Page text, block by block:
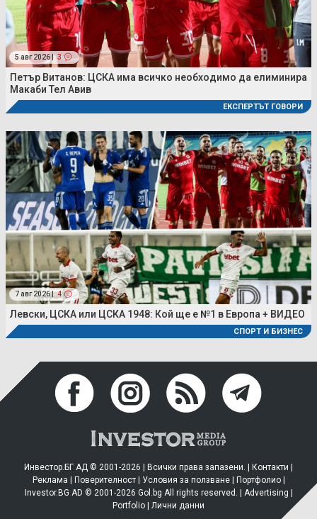
5 авг 2026 | 3
Петър Витанов: ЦСКА има всичко необходимо да елиминира
Макаби Тел Авив
ЕКСПЕРТЪТ ГОВОРИ
7 авг 2026 | 4
Левски, ЦСКА или ЦСКА 1948: Кой ще е №1 в Европа + ВИДЕО
СПОРТ И БИЗНЕС
Инвестор.БГ АД © 2001-2026 | Всички права запазени. | Контакти
Реклама
Поверителност| Условия за ползване| Портфолио|
Investor.BG AD © 2001-2026 Gol.bg All rights reserved. | Advertising
Portfolio
Лични данни